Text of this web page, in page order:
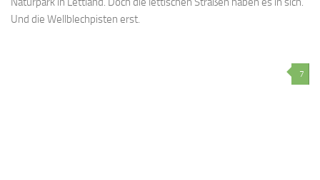
Und die Wellblechpisten erst.
7